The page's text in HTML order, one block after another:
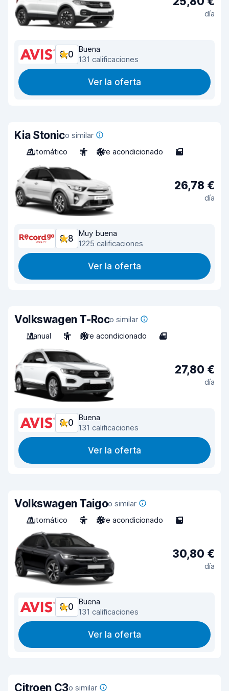
día
8,0
Buena
131 calificaciones
Ver la oferta
Kia Stonico similar
Automático
5 Aire acondicionado 5
26,78 €
día
8,8
Muy buena
1225 calificaciones
Ver la oferta
Volkswagen T-Roco similar
Manual
5 Aire acondicionado 4
27,80 €
día
8,0
Buena
131 calificaciones
Ver la oferta
Volkswagen Taigoo similar
Automático
5 Aire acondicionado 5
30,80 €
día
8,0
Buena
131 calificaciones
Ver la oferta
Citroen C3o similar